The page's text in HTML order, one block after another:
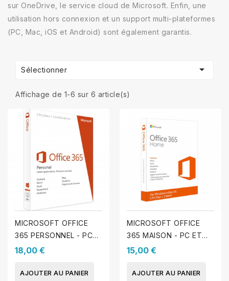
sur OneDrive, le service cloud de Microsoft. Enfin, une
utilisation hors connexion et un support multi-plateformes
(PC, Mac, iOS et Android) sont également garantis.
Sélectionner 
Affichage de 1-6 sur 6 article(s)
MICROSOFT OFFICE
365 PERSONNEL - PC
OU MAC
18,00 €
AJOUTER AU PANIER
MICROSOFT OFFICE
365 MAISON - PC ET
MAC
15,00 €
AJOUTER AU PANIER